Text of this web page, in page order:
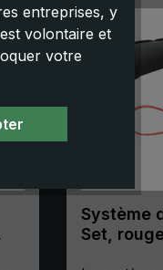
Système
Set,
entreprises, y
volontaire et
votre